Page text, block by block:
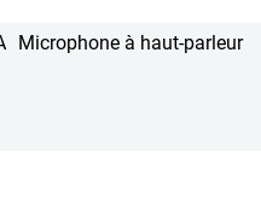
Microphone à haut-parleur